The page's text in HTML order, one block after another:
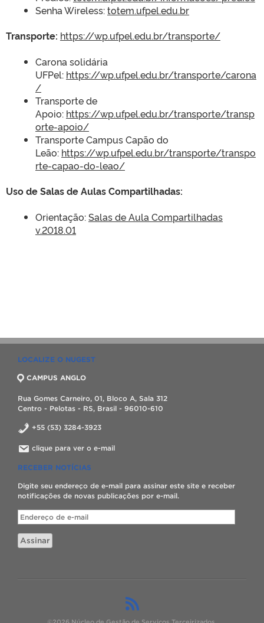
Senha Wireless:totem.ufpel.edu.br
Transporte: https://wp.ufpel.edu.br/transporte/
Carona solidária
UFPel: https://wp.ufpel.edu.br/transporte/carona
/
Transporte de
Apoio: https://wp.ufpel.edu.br/transporte/transp
orte-apoio/
Transporte Campus Capão do
Leão: https://wp.ufpel.edu.br/transporte/transpo
rte-capao-do-leao/
Uso de Salas de Aulas Compartilhadas:
Orientação:Salas de Aula Compartilhadas
v.2018.01
LOCALIZE O NUGEST
CAMPUS ANGLO
Rua Gomes Carneiro, 01, Bloco A, Sala 312
Centro - Pelotas - RS, Brasil - 96010-610
+55 (53) 3284-3923
clique para ver o e-mail
RECEBER NOTÍCIAS
Digite seu endereço de e-mail para assinar este site e receber
notificações de novas publicações por e-mail.
Endereço
de
e-
mail
Assinar